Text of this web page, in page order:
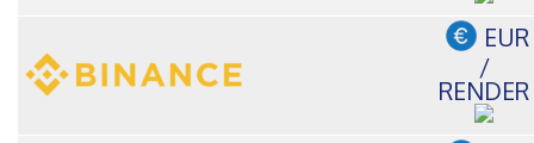
EUR
/
RENDER